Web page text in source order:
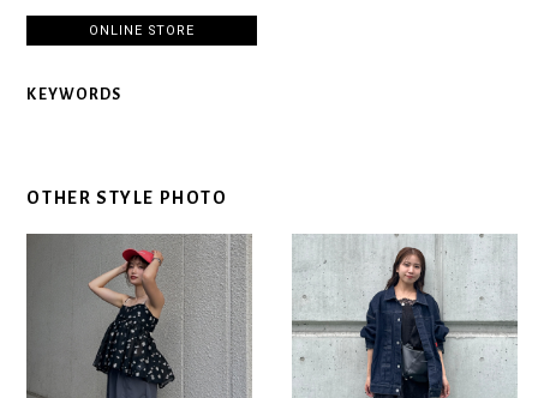
ONLINE STORE
KEYWORDS
OTHER STYLE PHOTO